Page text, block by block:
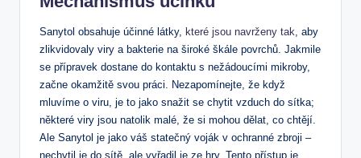
Sanytol obsahuje účinné látky, které jsou navrženy tak, aby
zlikvidovaly viry a bakterie na široké škále povrchů. Jakmile
se přípravek dostane do kontaktu s nežádoucími mikroby,
začne okamžitě svou práci. Nezapomínejte, že když
mluvíme o viru, je to jako snažit se chytit vzduch do sítka;
některé viry jsou natolik malé, že si mohou dělat, co chtějí.
Ale Sanytol je jako váš statečný voják v ochranné zbroji –
nechytil je do sítě, ale vyřadil je ze hry. Tento přístup je